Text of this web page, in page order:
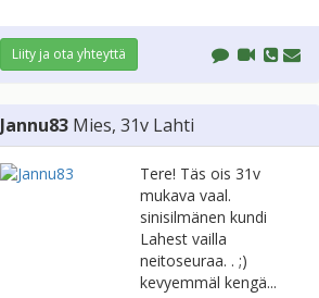
Liity ja ota yhteyttä
Jannu83 Mies, 31v Lahti
Tere! Täs ois 31v
mukava vaal.
sinisilmänen kundi
Lahest vailla
neitoseuraa. . ;)
kevyemmäl kengä...